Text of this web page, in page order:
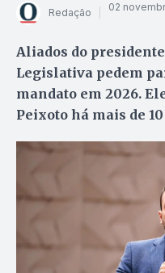
Redação 02
Aliados do
Legislativa pedem
mandato em 2026.
Peixoto há mais de